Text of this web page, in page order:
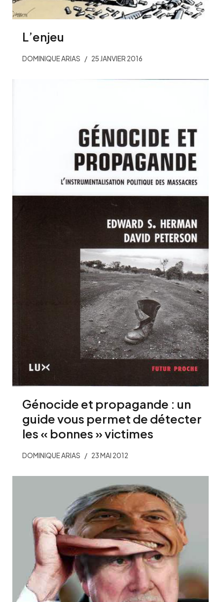
L’enjeu
DOMINIQUE ARIAS 25 JANVIER 2016
Génocide et propagande : un
guide vous permet de détecter
les « bonnes » victimes
DOMINIQUE ARIAS 23 MAI 2012